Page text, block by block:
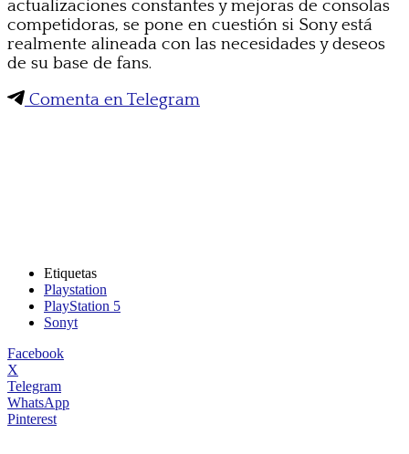
actualizaciones constantes y mejoras de consolas
competidoras, se pone en cuestión si Sony está
realmente alineada con las necesidades y deseos
de su base de fans.
Comenta en Telegram
Etiquetas
Playstation
PlayStation 5
Sonyt
Facebook
X
Telegram
WhatsApp
Pinterest